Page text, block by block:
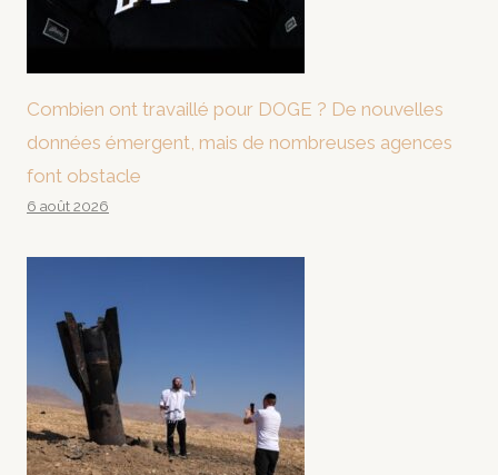
Combien ont travaillé pour DOGE ? De nouvelles
données émergent, mais de nombreuses agences
font obstacle
6 août 2026